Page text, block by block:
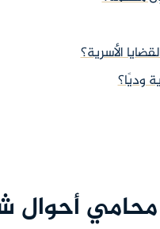
الأسرية؟
وديًا؟
محامي